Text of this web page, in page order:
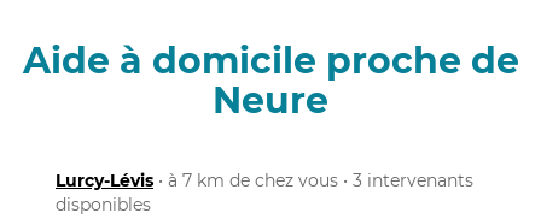
Aide à domicile proche de
Neure
Lurcy-Lévis • à 7 km de chez vous • 3 intervenants
disponibles